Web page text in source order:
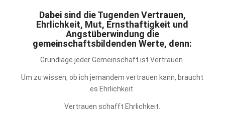
Dabei sind die Tugenden Vertrauen,
Ehrlichkeit, Mut, Ernsthaftigkeit und
Angstüberwindung die
gemeinschaftsbildenden Werte, denn:
Grundlage jeder Gemeinschaft ist Vertrauen.
Um zu wissen, ob ich jemandem vertrauen kann, braucht
es Ehrlichkeit.
Vertrauen schafft Ehrlichkeit.